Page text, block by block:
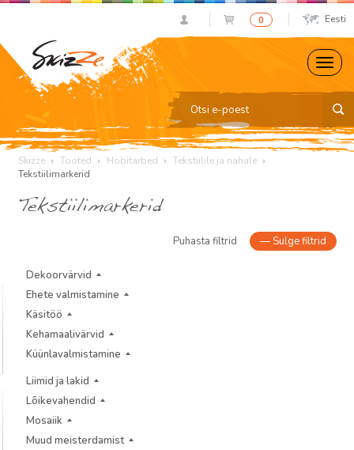
0 Eesti
Skizze Tooted Hobitarbed
Tekstiilile ja nahale
Tekstiilimarkerid
Tekstiilimarkerid
Puhasta filtrid — Sulge filtrid
Dekoorvärvid
Ehete valmistamine
Käsitöö
Kehamaalivärvid
Küünlavalmistamine
Liimid ja lakid
Lõikevahendid
Mosaiik
Muud meisterdamist